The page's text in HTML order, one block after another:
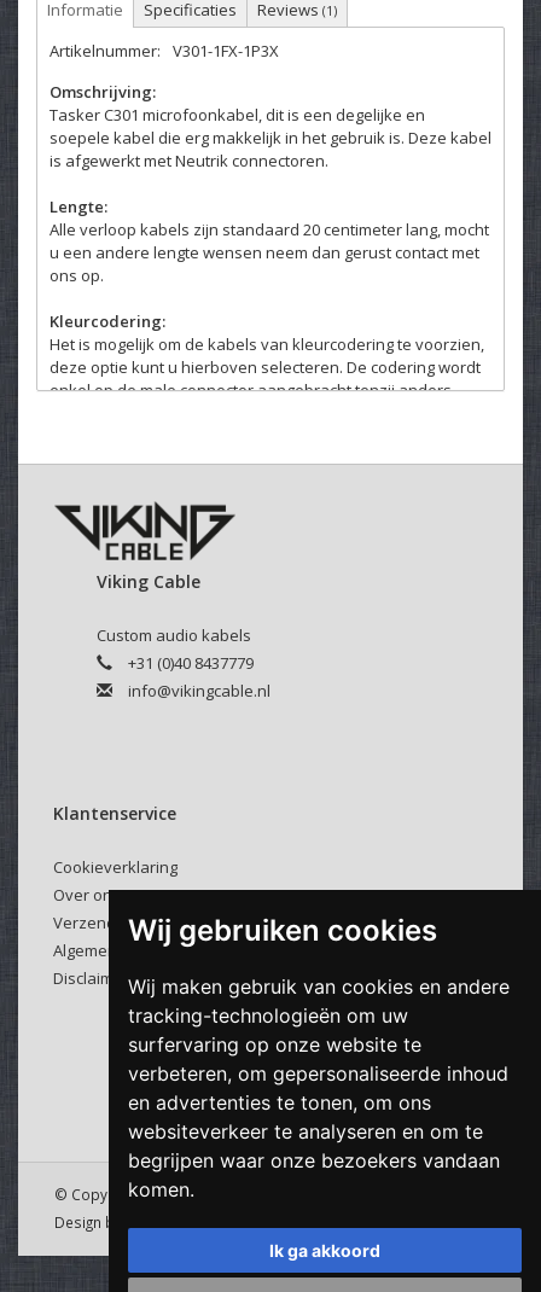
Wij gebruiken cookies
Wij maken gebruik van cookies en andere
tracking-technologieën om uw
surfervaring op onze website te
verbeteren, om gepersonaliseerde inhoud
en advertenties te tonen, om ons
websiteverkeer te analyseren en om te
begrijpen waar onze bezoekers vandaan
komen.
Ik ga akkoord
Informatie Specificaties Reviews (1)
Artikelnummer:
V301-1FX-1P3X
Omschrijving:
Tasker C301 microfoonkabel, dit is een degelijke en
soepele kabel die erg makkelijk in het gebruik is. Deze kabel
is afgewerkt met Neutrik connectoren.
Lengte:
Alle verloop kabels zijn standaard 20 centimeter lang, mocht
u een andere lengte wensen neem dan gerust contact met
ons op.
Kleurcodering:
Het is mogelijk om de kabels van kleurcodering te voorzien,
deze optie kunt u hierboven selecteren. De codering wordt
enkel op de male connector aangebracht tenzij anders
Viking Cable
Custom audio kabels
+31 (0)40 8437779
info@vikingcable.nl
Klantenservice
Cookieverklaring
Over ons
Verzenden & retourneren
Algemene voorwaarden
Disclaimer
© Copyright 2026 Viking Cable - Powered by
Design by